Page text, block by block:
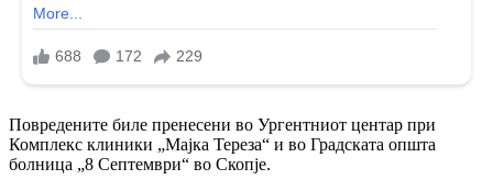
Повредените биле пренесени во Ургентниот центар при
Комплекс клиники „Мајка Тереза“ и во Градската општа
болница „8 Септември“ во Скопје.